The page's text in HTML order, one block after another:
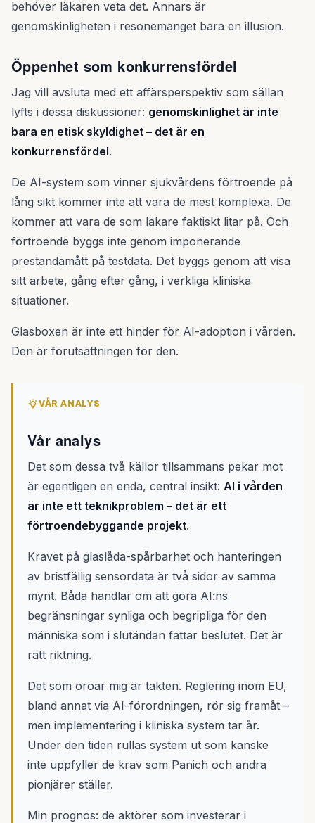
behöver läkaren veta det. Annars är
genomskinligheten i resonemanget bara en illusion.
Öppenhet som konkurrensfördel
Jag vill avsluta med ett affärsperspektiv som sällan
lyfts i dessa diskussioner: genomskinlighet är inte
bara en etisk skyldighet – det är en
konkurrensfördel.
De AI-system som vinner sjukvårdens förtroende på
lång sikt kommer inte att vara de mest komplexa. De
kommer att vara de som läkare faktiskt litar på. Och
förtroende byggs inte genom imponerande
prestandamått på testdata. Det byggs genom att visa
sitt arbete, gång efter gång, i verkliga kliniska
situationer.
Glasboxen är inte ett hinder för AI-adoption i vården.
Den är förutsättningen för den.
VÅR ANALYS
Vår analys
Det som dessa två källor tillsammans pekar mot
är egentligen en enda, central insikt: AI i vården
är inte ett teknikproblem – det är ett
förtroendebyggande projekt.
Kravet på glaslåda-spårbarhet och hanteringen
av bristfällig sensordata är två sidor av samma
mynt. Båda handlar om att göra AI:ns
begränsningar synliga och begripliga för den
människa som i slutändan fattar beslutet. Det är
rätt riktning.
Det som oroar mig är takten. Reglering inom EU,
bland annat via AI-förordningen, rör sig framåt –
men implementering i kliniska system tar år.
Under den tiden rullas system ut som kanske
inte uppfyller de krav som Panich och andra
pionjärer ställer.
Min prognos: de aktörer som investerar i